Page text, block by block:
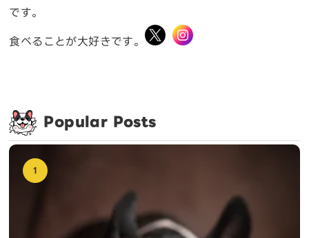
です。
食べることが大好きです。
Popular Posts
1